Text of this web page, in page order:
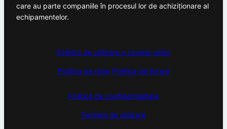
care au parte companiile în procesul lor de achiziționare al
echipamentelor.
Politica de utilizare a cookie-urilor
Politica de retur Politica de livrare
Politică de confidențialitate
Termeni de utilizare